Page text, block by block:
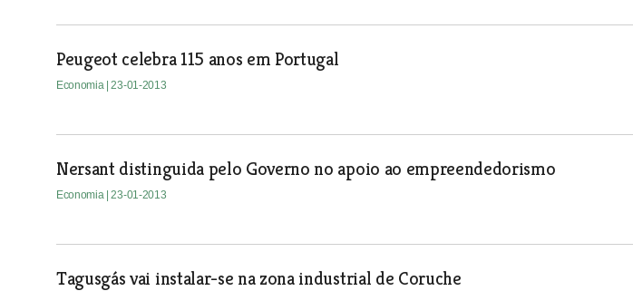
Peugeot celebra 115 anos em Portugal
Economia | 23-01-2013
Nersant distinguida pelo Governo no apoio ao empreendedorismo
Economia | 23-01-2013
Tagusgás vai instalar-se na zona industrial de Coruche